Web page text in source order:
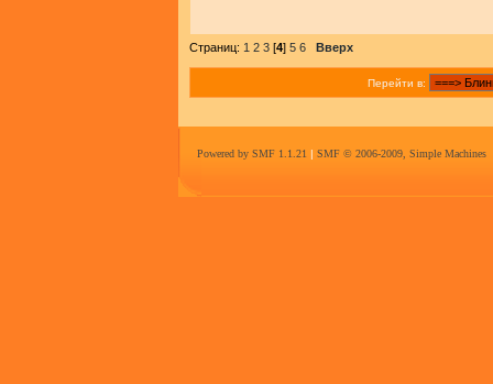
Страниц: 1 2 3 [4] 5 6 Вверх
Перейти в:
Powered by SMF 1.1.21 | SMF © 2006-2009, Simple Machines